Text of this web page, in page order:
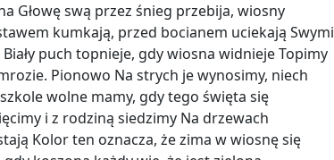
Głowę swą przez śnieg przebija, wiosny
kumkają, przed bocianem uciekają Swymi
puch topnieje, gdy wiosna widnieje Topimy
Pionowo Na strych je wynosimy, niech
wolne mamy, gdy tego święta się
i z rodziną siedzimy Na drzewach
Kolor ten oznacza, że zima w wiosnę się